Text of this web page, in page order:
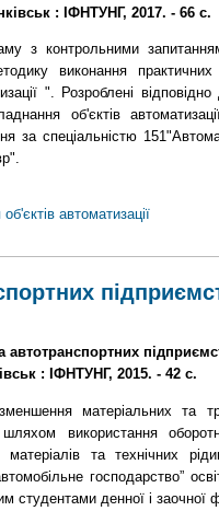
: ІФНТУНГ, 2017. - 66 с.
з контрольними
виконання
". Розроблені
об'єктів
за спеціальністю
автоматизації
автотранспортних
: ІФНТУНГ, 2015. - 42 с.
матеріальних та
використання
та технічних
господарство”
студентами денної і заочної